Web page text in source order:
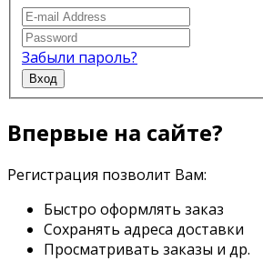
Забыли пароль?
Вход
Впервые на сайте?
Регистрация позволит Вам:
Быстро оформлять заказ
Сохранять адреса доставки
Просматривать заказы и др.